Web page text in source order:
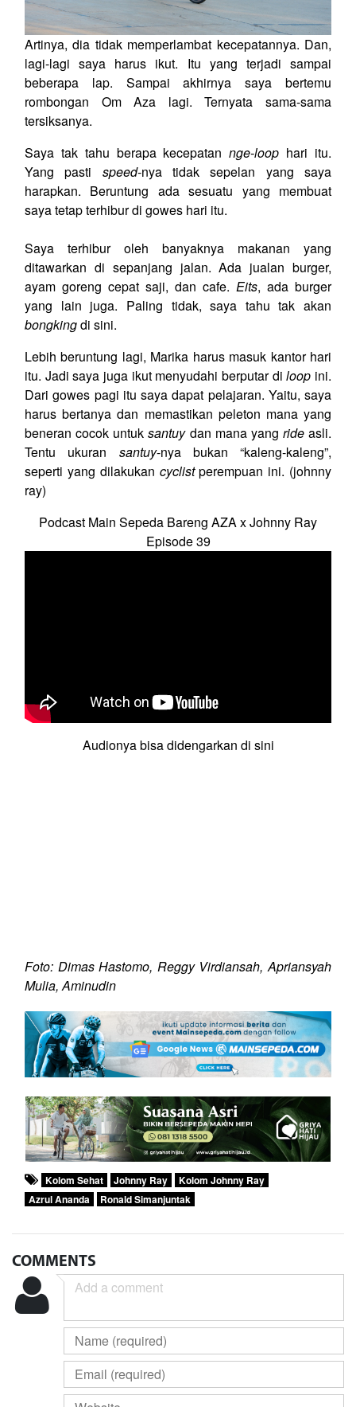
Artinya, dia tidak memperlambat kecepatannya. Dan,
lagi-lagi saya harus ikut. Itu yang terjadi sampai
beberapa lap. Sampai akhirnya saya bertemu
rombongan Om Aza lagi. Ternyata sama-sama
tersiksanya.
Saya tak tahu berapa kecepatannge-loop hari itu.
Yang pasti speed-nya tidak sepelan yang saya
harapkan. Beruntung ada sesuatu yang membuat
saya tetap terhibur di gowes hari itu.
Saya terhibur oleh banyaknya makanan yang
ditawarkan di sepanjang jalan. Ada jualan burger,
ayam goreng cepat saji, dan cafe. Eits, ada burger
yang lain juga. Paling tidak, saya tahu tak akan
bongkingdi sini.
Lebih beruntung lagi, Marika harus masuk kantor hari
itu. Jadi saya juga ikut menyudahi berputar diloop ini.
Dari gowes pagi itu saya dapat pelajaran. Yaitu, saya
harus bertanya dan memastikan peleton mana yang
beneran cocok untuksantuy dan mana yang ride asli.
Tentu ukuran santuy-nya bukan “kaleng-kaleng”,
seperti yang dilakukan cyclistperempuan ini. (johnny
ray)
Podcast Main Sepeda Bareng AZA x Johnny Ray
Episode 39
Audionya bisa didengarkan di sini
Foto: Dimas Hastomo, Reggy Virdiansah, Apriansyah
Mulia, Aminudin
Kolom Sehat Johnny Ray
Kolom Johnny Ray
Azrul Ananda
Ronald Simanjuntak
COMMENTS